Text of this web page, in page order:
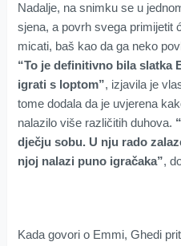
Nadalje, na snimku se u
sjena, a povrh svega primijetit
micati, baš kao da ga neko
“To je definitivno bila slatka
igrati s loptom”, izjavila je
tome dodala da je uvjerena
nalazilo više različitih duhova.
dječju sobu. U nju rado
njoj nalazi puno igračaka”,
Kada govori o Emmi, Ghedi